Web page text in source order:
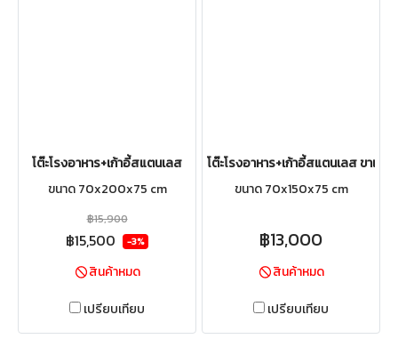
โต๊ะโรงอาหาร+เก้าอี้สแตนเลส
ขนาด 70x200x75 cm
฿15,900
฿15,500 -3%
สินค้าหมด
เปรียบเทียบ
โต๊ะโรงอาหาร+เก้าอี้สแตนเลส ขาเหลี่
ขนาด 70x150x75 cm
฿13,000
สินค้าหมด
เปรียบเทียบ